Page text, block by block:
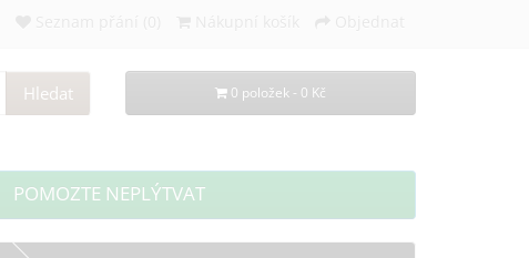
Seznam přání (0) Objednat
Hledat 0 položek - 0 Kč
POMOZTE NEPLÝTVAT